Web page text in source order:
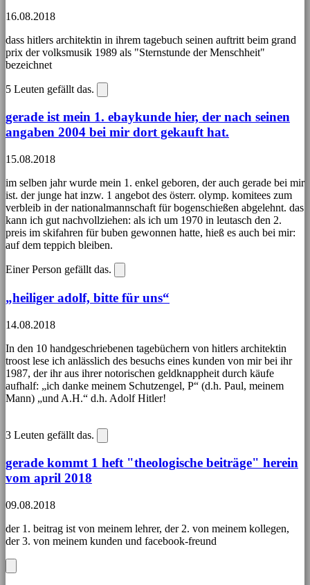
16.08.2018
dass hitlers architektin in ihrem tagebuch seinen auftritt beim grand
prix der volksmusik 1989 als "Sternstunde der Menschheit"
bezeichnet
5 Leuten gefällt das.
gerade ist mein 1. ebaykunde hier, der nach seinen
angaben 2004 bei mir dort gekauft hat.
15.08.2018
im selben jahr wurde mein 1. enkel geboren, der auch gerade bei mir
ist. der junge hat inzw. 1 angebot des österr. olymp. komitees zum
verbleib in der nationalmannschaft für bogenschießen abgelehnt. das
kann ich gut nachvollziehen: als ich um 1970 in leutasch den 2.
preis im skifahren für buben gewonnen hatte, hieß es auch bei mir:
auf dem teppich bleiben.
Einer Person gefällt das.
„heiliger adolf, bitte für uns“
14.08.2018
In den 10 handgeschriebenen tagebüchern von hitlers architektin
troost lese ich anlässlich des besuchs eines kunden von mir bei ihr
1987, der ihr aus ihrer notorischen geldknappheit durch käufe
aufhalf: „ich danke meinem Schutzengel, P“ (d.h. Paul, meinem
Mann) „und A.H.“ d.h. Adolf Hitler!
3 Leuten gefällt das.
gerade kommt 1 heft "theologische beiträge" herein
vom april 2018
09.08.2018
der 1. beitrag ist von meinem lehrer, der 2. von meinem kollegen,
der 3. von meinem kunden und facebook-freund